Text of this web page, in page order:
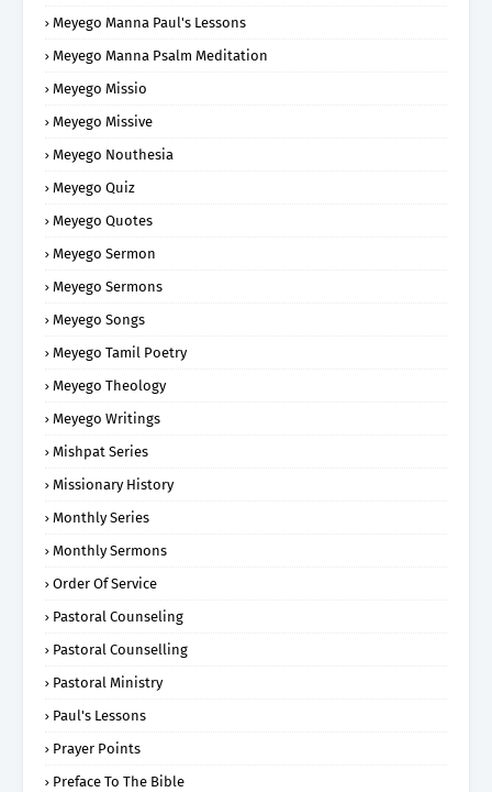
Meyego Manna Paul's Lessons
Meyego Manna Psalm Meditation
Meyego Missio
Meyego Missive
Meyego Nouthesia
Meyego Quiz
Meyego Quotes
Meyego Sermon
Meyego Sermons
Meyego Songs
Meyego Tamil Poetry
Meyego Theology
Meyego Writings
Mishpat Series
Missionary History
Monthly Series
Monthly Sermons
Order Of Service
Pastoral Counseling
Pastoral Counselling
Pastoral Ministry
Paul's Lessons
Prayer Points
Preface To The Bible